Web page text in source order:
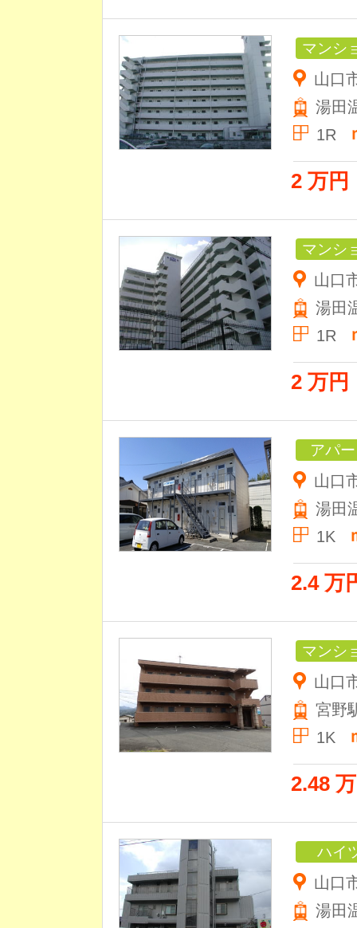
マンシ
山口
湯田
1R
2 万円
マンシ
山口
湯田
1R
2 万円
アパ
山口
湯田
1K
2.4 万
マンシ
山口
宮野
1K
2.48
ハイ
山口
湯田